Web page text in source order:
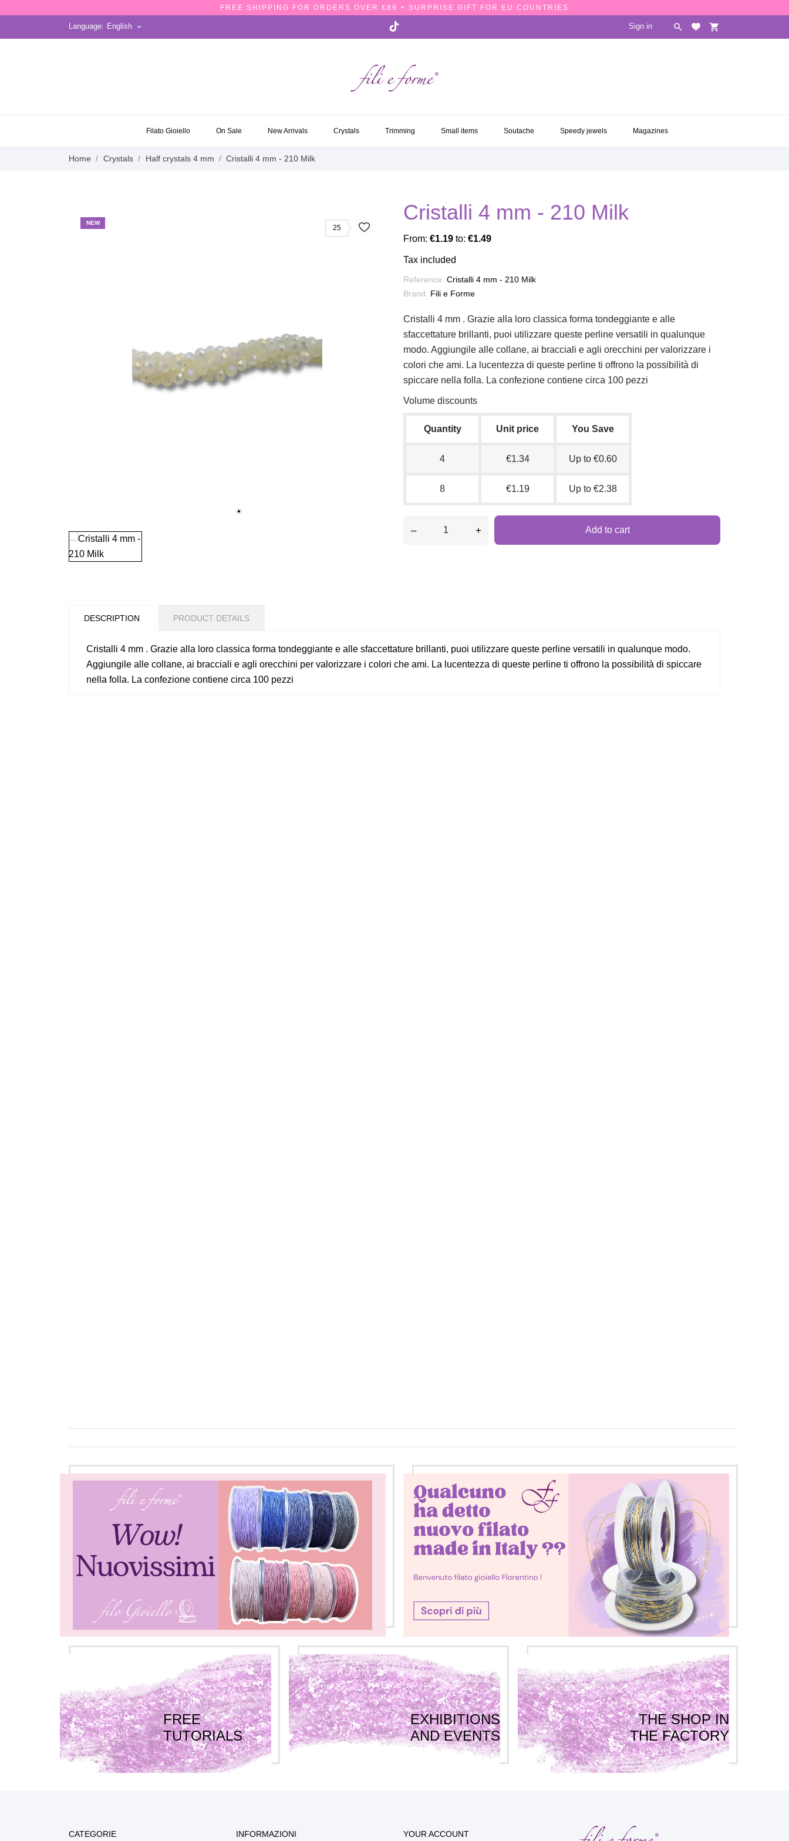
FREE SHIPPING FOR ORDERS OVER €89 + SURPRISE GIFT FOR EU COUNTRIES
Language: English keyboard_arrow_down Sign in  shopping_cart
Filato Gioiello On Sale New Arrivals Crystals Trimming Small items Soutache Speedy jewels Magazines
Home Crystals Half crystals 4 mm Cristalli 4 mm - 210 Milk
NEW
25
Cristalli 4 mm - 210 Milk
From: €1.19 to: €1.49
Tax included
Reference: Cristalli 4 mm - 210 Milk
Brand: Fili e Forme
Cristalli 4 mm . Grazie alla loro classica forma tondeggiante e alle
sfaccettature brillanti, puoi utilizzare queste perline versatili in qualunque
modo. Aggiungile alle collane, ai bracciali e agli orecchini per valorizzare i
colori che ami. La lucentezza di queste perline ti offrono la possibilità di
spiccare nella folla. La confezione contiene circa 100 pezzi
Volume discounts
Quantity Unit price You Save
4 €1.34 Up to €0.60
8 €1.19 Up to €2.38
– + Add to cart
DESCRIPTION PRODUCT DETAILS
Cristalli 4 mm . Grazie alla loro classica forma tondeggiante e alle sfaccettature brillanti, puoi utilizzare queste perline versatili in qualunque modo.
Aggiungile alle collane, ai bracciali e agli orecchini per valorizzare i colori che ami. La lucentezza di queste perline ti offrono la possibilità di spiccare
nella folla. La confezione contiene circa 100 pezzi
FREE
TUTORIALS
EXHIBITIONS
AND EVENTS
THE SHOP IN
THE FACTORY
CATEGORIE INFORMAZIONI YOUR ACCOUNT